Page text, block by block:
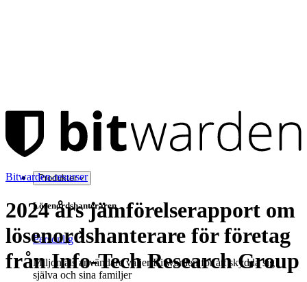
Produkter
Lösenordshanteraren
Personlig
Miljontals användare väljer Bitwarden för att skydda sig
själva och sina familjer
Bitwarden-resurser
2024 års jämförelserapport om
lösenordshanterare för företag
från Info-Tech Research Group